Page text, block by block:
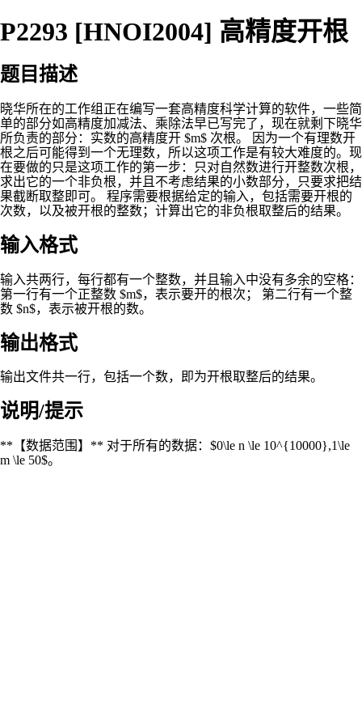
P2293 [HNOI2004] 高精度开根
题目描述
晓华所在的工作组正在编写一套高精度科学计算的软件，一些简
单的部分如高精度加减法、乘除法早已写完了，现在就剩下晓华
所负责的部分：实数的高精度开 $m$ 次根。 因为一个有理数开
根之后可能得到一个无理数，所以这项工作是有较大难度的。现
在要做的只是这项工作的第一步：只对自然数进行开整数次根，
求出它的一个非负根，并且不考虑结果的小数部分，只要求把结
果截断取整即可。 程序需要根据给定的输入，包括需要开根的
次数，以及被开根的整数；计算出它的非负根取整后的结果。
输入格式
输入共两行，每行都有一个整数，并且输入中没有多余的空格：
第一行有一个正整数 $m$，表示要开的根次； 第二行有一个整
数 $n$，表示被开根的数。
输出格式
输出文件共一行，包括一个数，即为开根取整后的结果。
说明/提示
**【数据范围】** 对于所有的数据：$0\le n \le 10^{10000},1\le
m \le 50$。